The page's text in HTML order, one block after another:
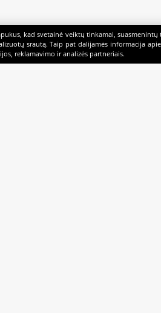
kad svetainė veiktų tinkamai,
srautą. Taip pat dalijamės informacija
reklamavimo ir analizės partneriais.